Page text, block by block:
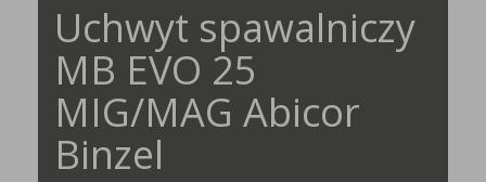
Uchwyt spawalniczy
MB EVO 25
MIG/MAG Abicor
Binzel